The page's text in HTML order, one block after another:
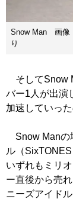
Snow Man 画像
り
そしてSnow
バー1人が出演
加速していった
Snow Manの
ル（
いずれもミリ
ー直後から売
ニーズアイド